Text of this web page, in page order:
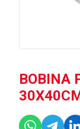
BOBINA